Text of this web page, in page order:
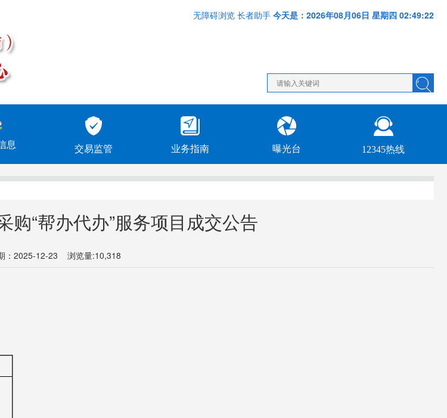
无障碍浏览 长者助手 今天是：2026年08月06日 星期四 02:49:22
息 交易监管 业务指南 曝光台 12345热线
购“帮办代办”服务项目成交公告
：2025-12-23 浏览量:10,318